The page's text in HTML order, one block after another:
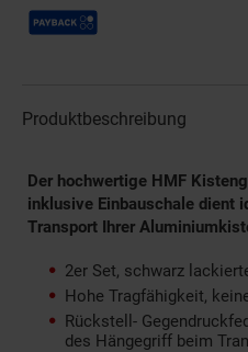
Payback Punkte
Produktbeschreibung
Der hochwertige HMF
inklusive Einbauschale dient
Transport Ihrer
2er Set, schwarz
Hohe Tragfähigkeit,
Rückstell-
des Hängegriff beim